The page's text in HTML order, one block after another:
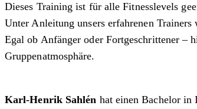
Dieses Training ist für alle Fitnesslevels
Unter Anleitung unsers erfahrenen
Egal ob Anfänger oder Fortgeschrittener –
Gruppenatmosphäre.
Karl-Henrik Sahlén hat einen Bachelor in